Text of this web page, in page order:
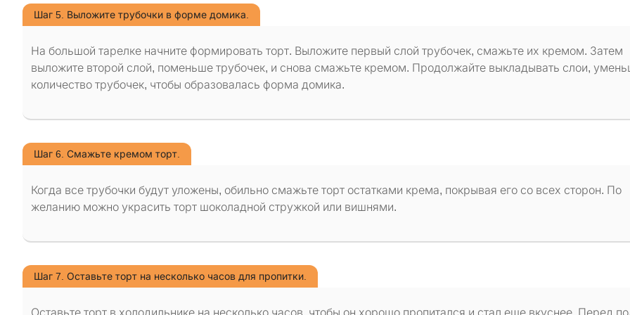
Шаг 5. Выложите трубочки в форме домика.
На большой тарелке начните формировать торт. Выложите первый слой трубочек, смажьте их кремом. Затем
выложите второй слой, поменьше трубочек, и снова смажьте кремом. Продолжайте выкладывать слои,
количество трубочек, чтобы образовалась форма домика.
Шаг 6. Смажьте кремом торт.
Когда все трубочки будут уложены, обильно смажьте торт остатками крема, покрывая его со всех сторон. По
желанию можно украсить торт шоколадной стружкой или вишнями.
Шаг 7. Оставьте торт на несколько часов для пропитки.
Оставьте торт в холодильнике на несколько часов, чтобы он хорошо пропитался и стал еще вкуснее. Перед